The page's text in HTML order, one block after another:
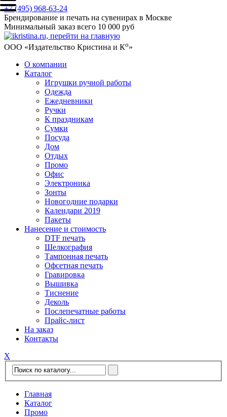
+7 (495) 968-63-24
Брендирование и печать на сувенирах в Москве
Минимальный заказ всего 10 000 руб
ООО «Издательство Кристина и Ко»
О компании
Каталог
Игрушки ручной работы
Одежда
Ежедневники
Ручки
К праздникам
Сумки
Посуда
Дом
Отдых
Промо
Офис
Электроника
Зонты
Новогодние подарки
Календари 2019
Пакеты
Нанесение и стоимость
DTF печать
Шелкография
Тампонная печать
Офсетная печать
Гравировка
Вышивка
Тиснение
Деколь
Послепечатные работы
Прайс-лист
На заказ
Контакты
Х
Главная
Каталог
Промо